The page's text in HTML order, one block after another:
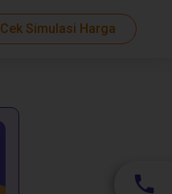
Cek Simulasi Harga